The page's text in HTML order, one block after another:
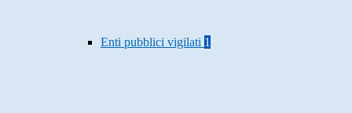
Enti pubblici vigilati 1